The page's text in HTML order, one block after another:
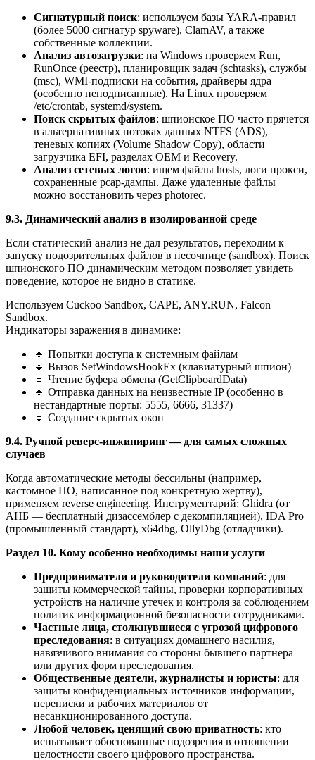
Сигнатурный поиск: используем базы YARA-правил
(более 5000 сигнатур spyware), ClamAV, а также
собственные коллекции.
Анализ автозагрузки: на Windows проверяем Run,
RunOnce (реестр), планировщик задач (schtasks), службы
(msc), WMI-подписки на события, драйверы ядра
(особенно неподписанные). На Linux проверяем
/etc/crontab, systemd/system.
Поиск скрытых файлов: шпионское ПО часто прячется
в альтернативных потоках данных NTFS (ADS),
теневых копиях (Volume Shadow Copy), области
загрузчика EFI, разделах OEM и Recovery.
Анализ сетевых логов: ищем файлы hosts, логи прокси,
сохраненные pcap-дампы. Даже удаленные файлы
можно восстановить через photorec.
9.3. Динамический анализ в изолированной среде
Если статический анализ не дал результатов, переходим к
запуску подозрительных файлов в песочнице (sandbox). Поиск
шпионского ПО динамическим методом позволяет увидеть
поведение, которое не видно в статике.
Используем Cuckoo Sandbox, CAPE, ANY.RUN, Falcon
Sandbox.
Индикаторы заражения в динамике:
🔹 Попытки доступа к системным файлам
🔹 Вызов SetWindowsHookEx (клавиатурный шпион)
🔹 Чтение буфера обмена (GetClipboardData)
🔹 Отправка данных на неизвестные IP (особенно в
нестандартные порты: 5555, 6666, 31337)
🔹 Создание скрытых окон
9.4. Ручной реверс-инжиниринг — для самых сложных
случаев
Когда автоматические методы бессильны (например,
кастомное ПО, написанное под конкретную жертву),
применяем reverse engineering. Инструментарий: Ghidra (от
АНБ — бесплатный дизассемблер с декомпиляцией), IDA Pro
(промышленный стандарт), x64dbg, OllyDbg (отладчики).
Раздел 10. Кому особенно необходимы наши услуги
Предприниматели и руководители компаний: для
защиты коммерческой тайны, проверки корпоративных
устройств на наличие утечек и контроля за соблюдением
политик информационной безопасности сотрудниками.
Частные лица, столкнувшиеся с угрозой цифрового
преследования: в ситуациях домашнего насилия,
навязчивого внимания со стороны бывшего партнера
или других форм преследования.
Общественные деятели, журналисты и юристы: для
защиты конфиденциальных источников информации,
переписки и рабочих материалов от
несанкционированного доступа.
Любой человек, ценящий свою приватность: кто
испытывает обоснованные подозрения в отношении
целостности своего цифрового пространства.